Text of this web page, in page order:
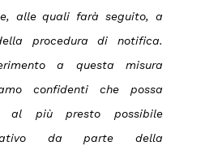
alle quali farà seguito, a
procedura di notifica.
a questa misura
confidenti che possa
al più presto possibile
da parte della